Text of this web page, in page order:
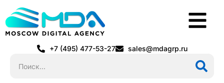
+7 (495) 477-53-27 sales@mdagrp.ru